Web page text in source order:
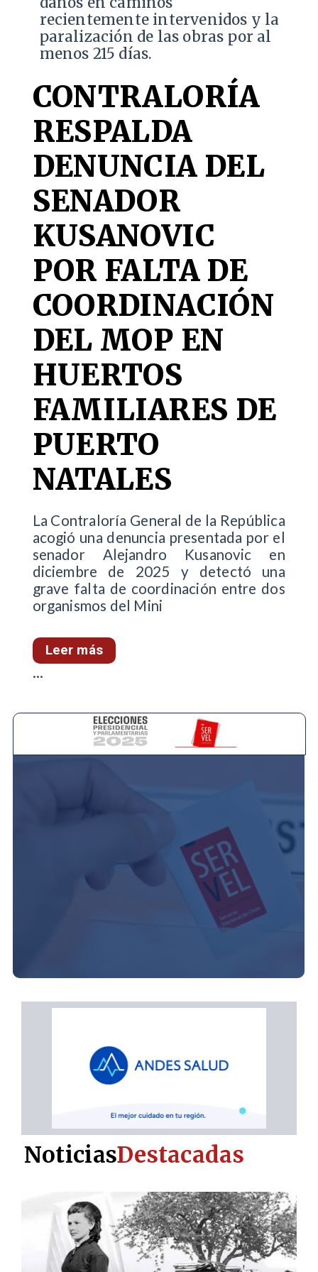
recientemente intervenidos y la
paralización de las obras por al
menos 215 días.
CONTRALORÍA
RESPALDA
DENUNCIA DEL
SENADOR
KUSANOVIC
POR FALTA DE
COORDINACIÓN
DEL MOP EN
HUERTOS
FAMILIARES DE
PUERTO
NATALES
La Contraloría General de la República
acogió una denuncia presentada por el
senador Alejandro Kusanovic en
diciembre de 2025 y detectó una
grave falta de coordinación entre dos
organismos del Mini
Leer más
...
NoticiasDestacadas